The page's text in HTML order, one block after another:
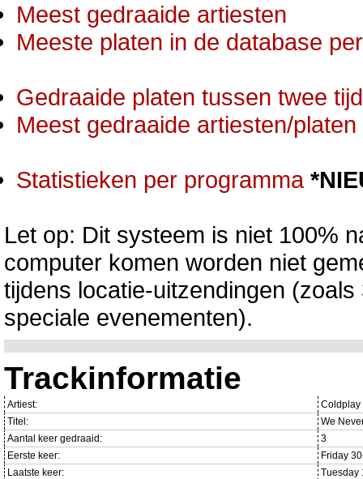
Meest gedraaide artiesten
Meeste platen in de database
Gedraaide platen tussen twee
Meest gedraaide artiesten/
Statistieken per programma
Let op: Dit systeem is niet 100%
computer komen worden niet
tijdens locatie-uitzendingen
speciale evenementen).
Trackinformatie
Artiest:
Coldplay
Titel:
We
Aantal keer gedraaid:
3
Eerste keer:
Friday
Laatste keer:
Tuesday